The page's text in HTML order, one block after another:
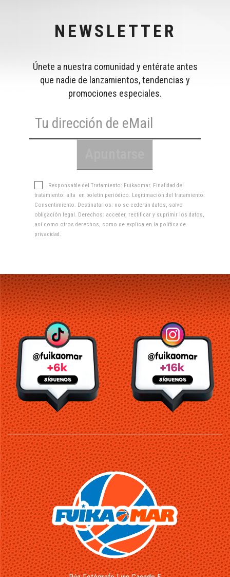
NEWSLETTER
Únete a nuestra comunidad y entérate antes
que nadie de lanzamientos, tendencias y
promociones especiales.
Responsable del Tratamiento: Fuikaomar. Finalidad del
tratamiento: alta en boletín periódico. Legitimación del tratamiento:
Consentimiento. Destinatarios: no se cederán datos, salvo
obligación legal. Derechos: acceder, rectificar y suprimir los datos,
así como otros derechos, como se explica en la política de
privacidad